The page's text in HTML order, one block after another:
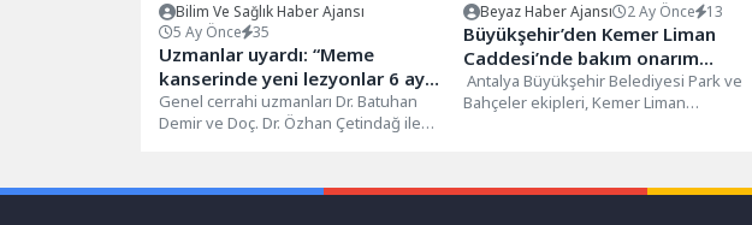
Bilim Ve Sağlık Haber Ajansı
5 Ay Önce 35
Uzmanlar uyardı: “Meme
kanserinde yeni lezyonlar 6 ay
içinde gelişebilir”
Genel cerrahi uzmanları Dr. Batuhan
Demir ve Doç. Dr. Özhan Çetindağ ile
Beyaz Haber Ajansı 2 Ay Önce 13
Büyükşehir’den Kemer Liman
Caddesi’nde bakım onarım
çalışması
Antalya Büyükşehir Belediyesi Park ve
Bahçeler ekipleri, Kemer Liman